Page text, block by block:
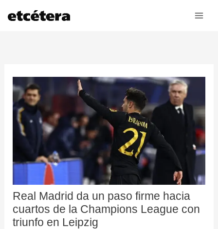
Real Madrid da un paso firme hacia
cuartos de la Champions League con
triunfo en Leipzig